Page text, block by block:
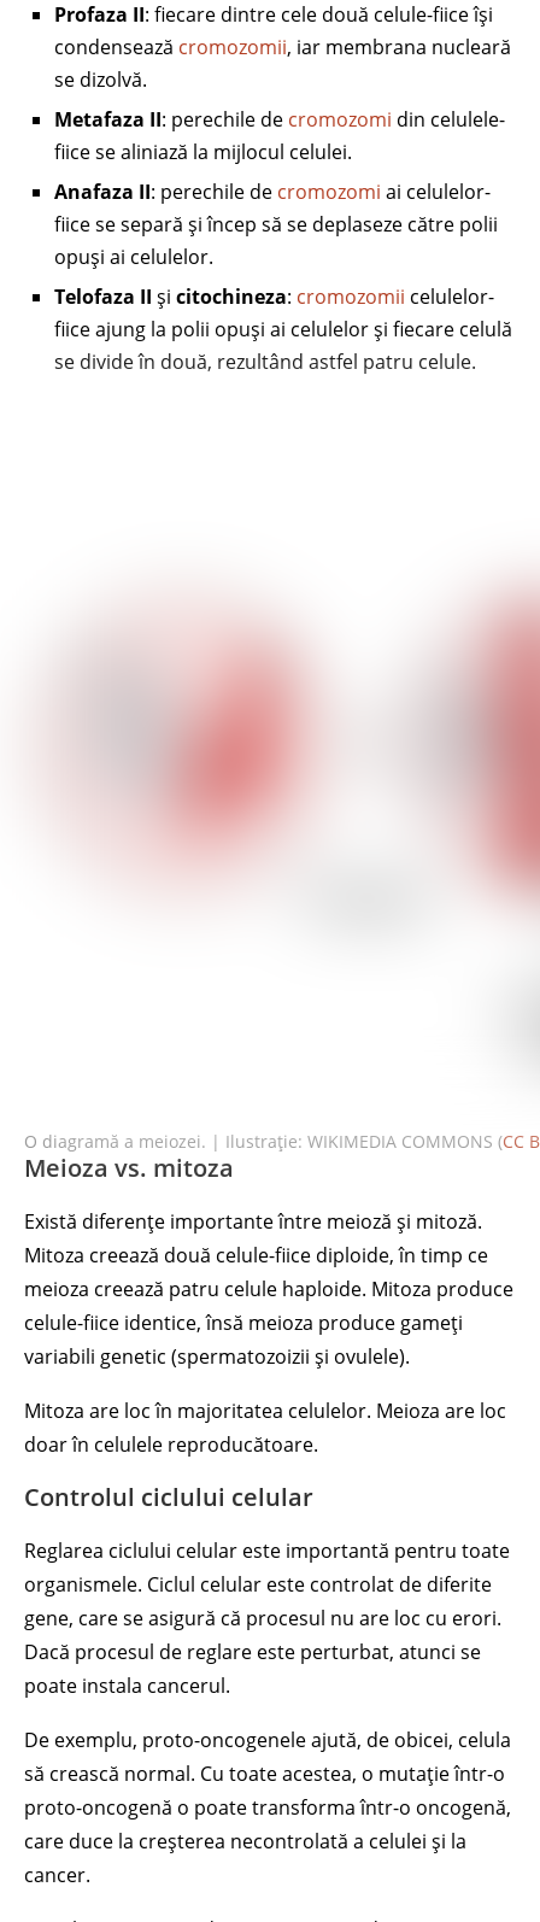
Profaza II: fiecare dintre cele două celule-fiice își
condensează cromozomii, iar membrana nucleară
se dizolvă.
Metafaza II: perechile de cromozomi din celulele-
fiice se aliniază la mijlocul celulei.
Anafaza II: perechile de cromozomi ai celulelor-
fiice se separă și încep să se deplaseze către polii
opuși ai celulelor.
Telofaza II și citochineza: cromozomii celulelor-
fiice ajung la polii opuși ai celulelor și fiecare celulă
se divide în două, rezultând astfel patru celule.
O diagramă a meiozei. | Ilustrație: WIKIMEDIA COMMONS (CC
Meioza vs. mitoza
Există diferențe importante între meioză și mitoză.
Mitoza creează două celule-fiice diploide, în timp ce
meioza creează patru celule haploide. Mitoza produce
celule-fiice identice, însă meioza produce gameți
variabili genetic (spermatozoizii și ovulele).
Mitoza are loc în majoritatea celulelor. Meioza are loc
doar în celulele reproducătoare.
Controlul ciclului celular
Reglarea ciclului celular este importantă pentru toate
organismele. Ciclul celular este controlat de diferite
gene, care se asigură că procesul nu are loc cu erori.
Dacă procesul de reglare este perturbat, atunci se
poate instala cancerul.
De exemplu, proto-oncogenele ajută, de obicei, celula
să crească normal. Cu toate acestea, o mutație într-o
proto-oncogenă o poate transforma într-o oncogenă,
care duce la creșterea necontrolată a celulei și la
cancer.